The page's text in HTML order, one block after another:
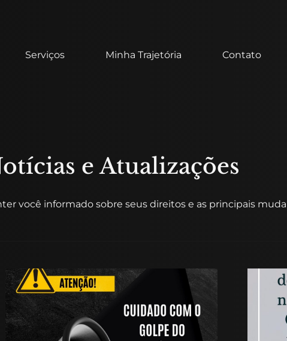
Serviços Minha Trajetória Contato
e Atualizações
você informado sobre seus direitos e as principais